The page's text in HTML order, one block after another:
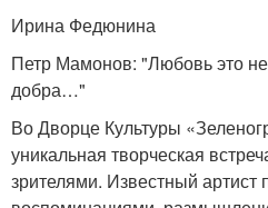
Ирина Федюнина
Петр Мамонов: "Любовь это
добра…"
Во Дворце Культуры
уникальная творческая
зрителями. Известный артист